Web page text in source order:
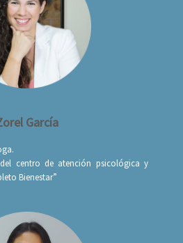
García
centro de atención psicológica y
Bienestar”